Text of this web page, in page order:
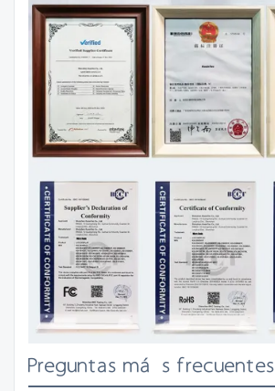
Preguntas más frecuentes